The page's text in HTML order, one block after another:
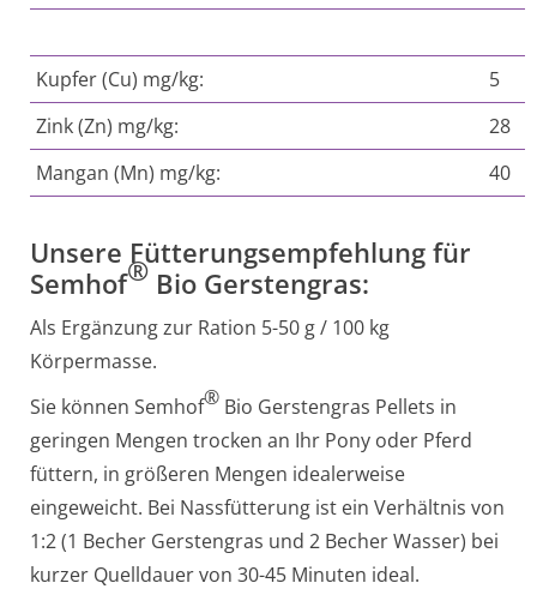
Kupfer (Cu) mg/kg:
5
Zink (Zn) mg/kg:
28
Mangan (Mn) mg/kg:
40
Unsere Fütterungsempfehlung für
Semhof® Bio Gerstengras:
Als Ergänzung zur Ration 5-50 g / 100 kg
Körpermasse.
Sie können Semhof® Bio Gerstengras Pellets in
geringen Mengen trocken an Ihr Pony oder Pferd
füttern, in größeren Mengen idealerweise
eingeweicht. Bei Nassfütterung ist ein Verhältnis von
1:2 (1 Becher Gerstengras und 2 Becher Wasser) bei
kurzer Quelldauer von 30-45 Minuten ideal.